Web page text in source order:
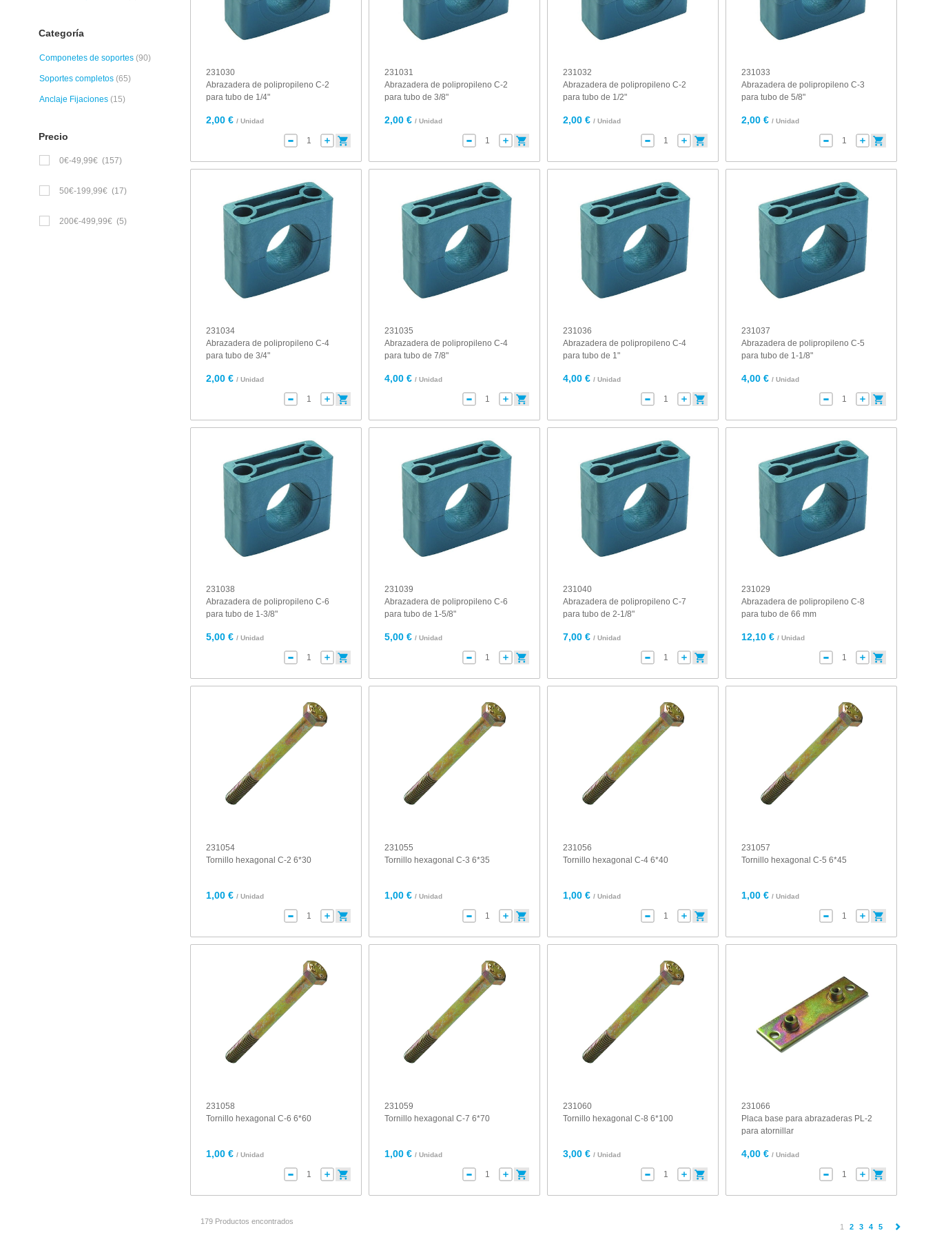
Categoría
Componetes de soportes (90)
Soportes completos (65)
Anclaje Fijaciones (15)
Precio
0€-49,99€ (157)
50€-199,99€ (17)
200€-499,99€ (5)
231030
Abrazadera de polipropileno C-2
para tubo de 1/4"
2,00 € / Unidad
231031
Abrazadera de polipropileno C-2
para tubo de 3/8"
2,00 € / Unidad
231032
Abrazadera de polipropileno C-2
para tubo de 1/2"
2,00 € / Unidad
231033
Abrazadera de polipropileno C-3
para tubo de 5/8"
2,00 € / Unidad
231034
Abrazadera de polipropileno C-4
para tubo de 3/4"
2,00 € / Unidad
231035
Abrazadera de polipropileno C-4
para tubo de 7/8"
4,00 € / Unidad
231036
Abrazadera de polipropileno C-4
para tubo de 1"
4,00 € / Unidad
231037
Abrazadera de polipropileno C-5
para tubo de 1-1/8"
4,00 € / Unidad
231038
Abrazadera de polipropileno C-6
para tubo de 1-3/8"
5,00 € / Unidad
231039
Abrazadera de polipropileno C-6
para tubo de 1-5/8"
5,00 € / Unidad
231040
Abrazadera de polipropileno C-7
para tubo de 2-1/8"
7,00 € / Unidad
231029
Abrazadera de polipropileno C-8
para tubo de 66 mm
12,10 € / Unidad
231054
Tornillo hexagonal C-2 6*30
1,00 € / Unidad
231055
Tornillo hexagonal C-3 6*35
1,00 € / Unidad
231056
Tornillo hexagonal C-4 6*40
1,00 € / Unidad
231057
Tornillo hexagonal C-5 6*45
1,00 € / Unidad
231058
Tornillo hexagonal C-6 6*60
1,00 € / Unidad
231059
Tornillo hexagonal C-7 6*70
1,00 € / Unidad
231060
Tornillo hexagonal C-8 6*100
3,00 € / Unidad
231066
Placa base para abrazaderas PL-2
para atornillar
4,00 € / Unidad
179 Productos encontrados
1 (current)
2 3 4 5